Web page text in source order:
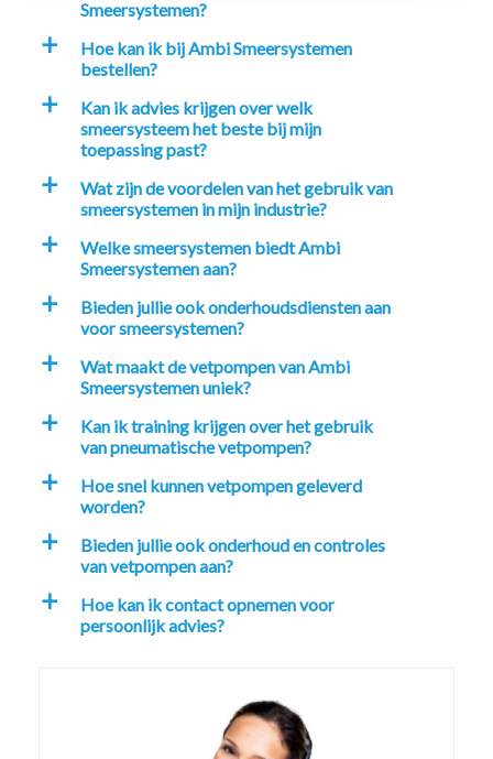
Smeersystemen?
a
Hoe kan ik bij Ambi Smeersystemen
bestellen?
a
Kan ik advies krijgen over welk
smeersysteem het beste bij mijn
toepassing past?
a
Wat zijn de voordelen van het gebruik van
smeersystemen in mijn industrie?
a
Welke smeersystemen biedt Ambi
Smeersystemen aan?
a
Bieden jullie ook onderhoudsdiensten aan
voor smeersystemen?
a
Wat maakt de vetpompen van Ambi
Smeersystemen uniek?
a
Kan ik training krijgen over het gebruik
van pneumatische vetpompen?
a
Hoe snel kunnen vetpompen geleverd
worden?
a
Bieden jullie ook onderhoud en controles
van vetpompen aan?
a
Hoe kan ik contact opnemen voor
persoonlijk advies?